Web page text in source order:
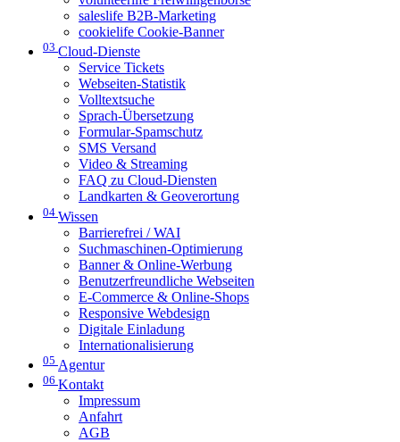
saleslife B2B-Marketing
cookielife Cookie-Banner
03 Cloud-Dienste
Service Tickets
Webseiten-Statistik
Volltextsuche
Sprach-Übersetzung
Formular-Spamschutz
SMS Versand
Video & Streaming
FAQ zu Cloud-Diensten
Landkarten & Geoverortung
04 Wissen
Barrierefrei / WAI
Suchmaschinen-Optimierung
Banner & Online-Werbung
Benutzerfreundliche Webseiten
E-Commerce & Online-Shops
Responsive Webdesign
Digitale Einladung
Internationalisierung
05 Agentur
06 Kontakt
Impressum
Anfahrt
AGB